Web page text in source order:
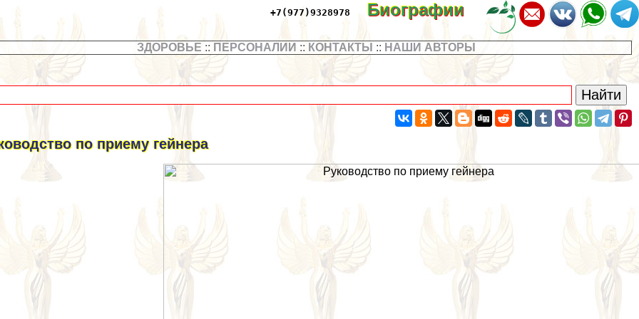
+7(977)9328978 Биографии
ЗДОРОВЬЕ :: ПЕРСОНАЛИИ :: КОНТАКТЫ :: НАШИ АВТОРЫ
по приему гeйнера